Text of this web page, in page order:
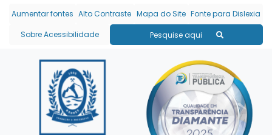
Seção de atalhos e
Ir para o conteúdo [alt+1]
Ir para o menu [alt+2]
Ir para a busca [alt+3]
Ir para o rodapé [alt+4]
Aumentar fontes Alto Contraste Mapa do Site Fonte para Dislexia
Sobre Acessibilidade
Pesquise aqui